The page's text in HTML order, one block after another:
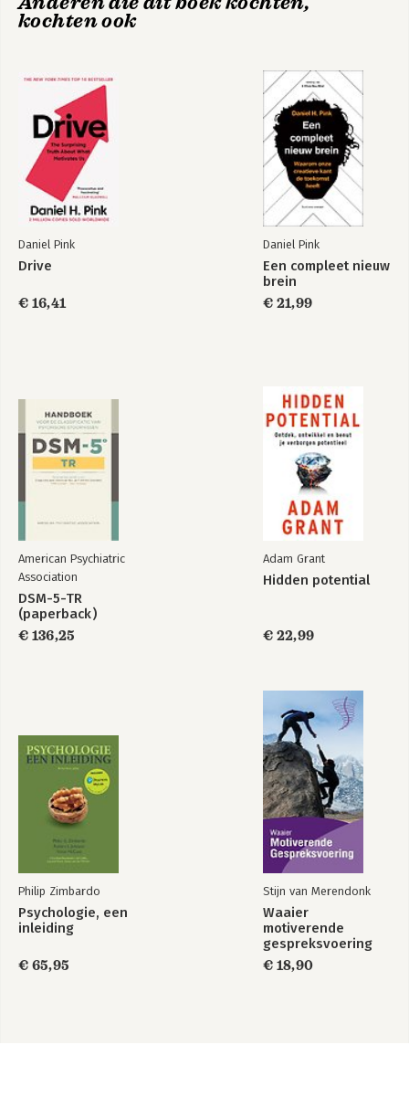
Drive Verkocht!
When To Sell is Human
kochten ook
Daniel Pink
Drive
€ 16,41
Daniel Pink
Een compleet nieuw
brein
€ 21,99
American Psychiatric
Association
DSM-5-TR
(paperback)
€ 136,25
Adam Grant
Hidden potential
€ 22,99
Philip Zimbardo
Psychologie, een
inleiding
€ 65,95
Stijn van Merendonk
Waaier
motiverende
gespreksvoering
€ 18,90